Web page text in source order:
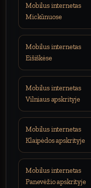
Mobilus internetas
Mickūnuose
Mobilus internetas
Eišiškėse
Mobilus internetas
Vilniaus apskrityje
Mobilus internetas
Klaipėdos apskrityje
Mobilus internetas
Panevėžio apskrityje